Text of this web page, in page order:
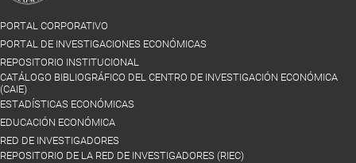
PORTAL CORPORATIVO
PORTAL DE INVESTIGACIONES ECONÓMICAS
REPOSITORIO INSTITUCIONAL
CATÁLOGO BIBLIOGRÁFICO DEL CENTRO DE INVESTIGACIÓN ECONÓMICA
(CAIE)
ESTADÍSTICAS ECONÓMICAS
EDUCACIÓN ECONÓMICA
RED DE INVESTIGADORES
REPOSITORIO DE LA RED DE INVESTIGADORES (RIEC)